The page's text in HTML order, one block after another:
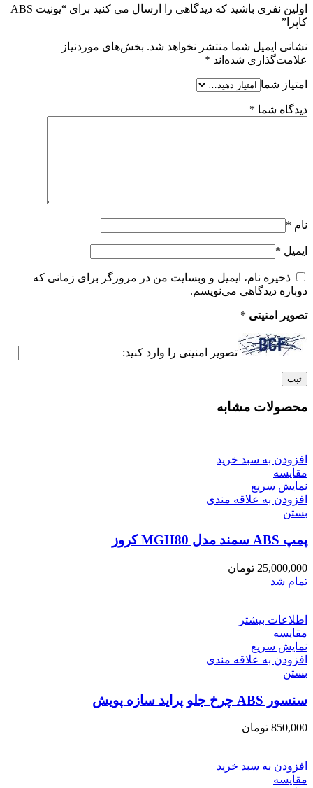
اولین نفری باشید که دیدگاهی را ارسال می کنید برای “یونیت ABS
کاپرا”
نشانی ایمیل شما منتشر نخواهد شد. بخش‌های موردنیاز
علامت‌گذاری شده‌اند *
امتیاز شما
دیدگاه شما *
نام *
ایمیل *
ذخیره نام، ایمیل و وبسایت من در مرورگر برای زمانی که
دوباره دیدگاهی می‌نویسم.
تصویر امنیتی *
تصویر امنیتی را وارد کنید:
محصولات مشابه
افزودن به سبد خرید
مقایسه
نمایش سریع
افزودن به علاقه مندی
بستن
پمپ ABS سمند مدل MGH80 کروز
25,000,000 تومان
تمام شد
اطلاعات بیشتر
مقایسه
نمایش سریع
افزودن به علاقه مندی
بستن
سنسور ABS چرخ جلو پراید سازه پویش
850,000 تومان
افزودن به سبد خرید
مقایسه